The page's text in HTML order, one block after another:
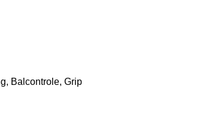
Balcontrole, Grip